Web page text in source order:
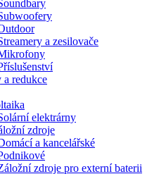
a zesilovače
a redukce
elektrárny
zdroje
a kancelářské
zdroje pro externí baterii